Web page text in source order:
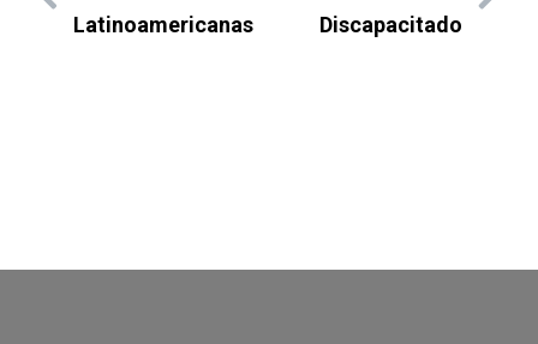
Latinoamericanas
Discapacitado